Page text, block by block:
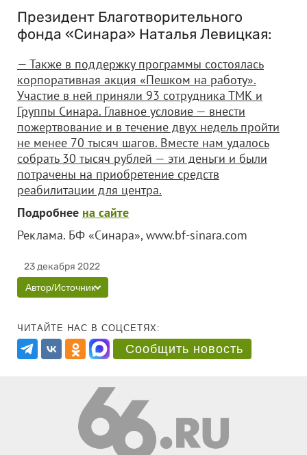
Президент Благотворительного
фонда «Синара» Наталья Левицкая:
— Также в поддержку программы состоялась
корпоративная акция «Пешком на работу».
Участие в ней приняли 93 сотрудника ТМК и
Группы Синара. Главное условие — внести
пожертвование и в течение двух недель пройти
не менее 70 тысяч шагов. Вместе нам удалось
собрать 30 тысяч рублей — эти деньги и были
потрачены на приобретение средств
реабилитации для центра.
Подробнее на сайте
Реклама. БФ «Синара», www.bf-sinara.com
23 декабря 2022
Автор/Источник
ЧИТАЙТЕ НАС В СОЦСЕТЯХ:
Сообщить новость